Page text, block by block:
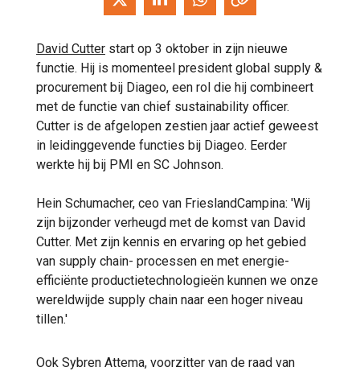
David Cutter start op 3 oktober in zijn nieuwe
functie. Hij is momenteel president global supply &
procurement bij Diageo, een rol die hij combineert
met de functie van chief sustainability officer.
Cutter is de afgelopen zestien jaar actief geweest
in leidinggevende functies bij Diageo. Eerder
werkte hij bij PMI en SC Johnson.
Hein Schumacher, ceo van FrieslandCampina: 'Wij
zijn bijzonder verheugd met de komst van David
Cutter. Met zijn kennis en ervaring op het gebied
van supply chain- processen en met energie-
efficiënte productietechnologieën kunnen we onze
wereldwijde supply chain naar een hoger niveau
tillen.'
Ook Sybren Attema, voorzitter van de raad van